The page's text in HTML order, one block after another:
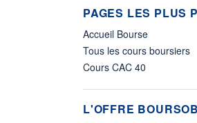
PAGES LES PLUS
Accueil Bourse
Tous les cours boursiers
Cours CAC 40
L'OFFRE